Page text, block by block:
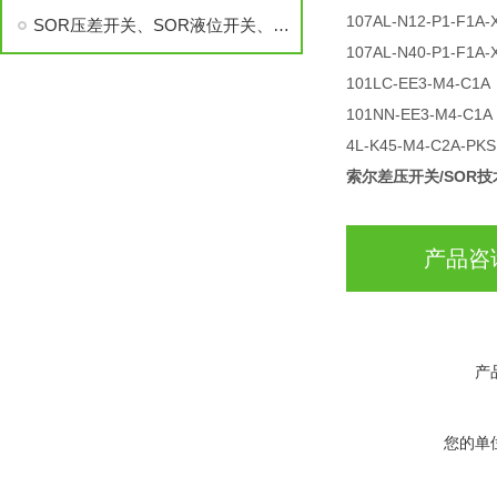
SOR压差开关、SOR液位开关、SOR流量开关
107AL-N12-P1-F1A-
107AL-N40-P1-F1A-
101LC-EE3-M4-
101NN-EE3-M4-
4L-K45-M4-C2A-
索尔差压开关/SOR技
产品咨
产
您的单